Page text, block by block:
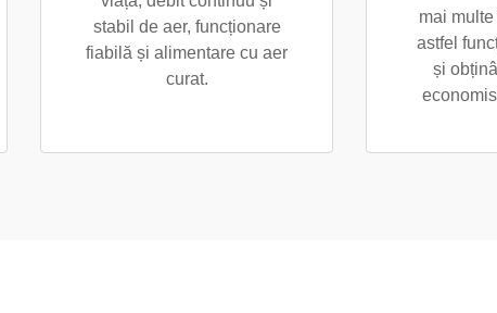
stabil de aer, funcționare
fiabilă și alimentare cu aer
curat.
mai
astfel
și